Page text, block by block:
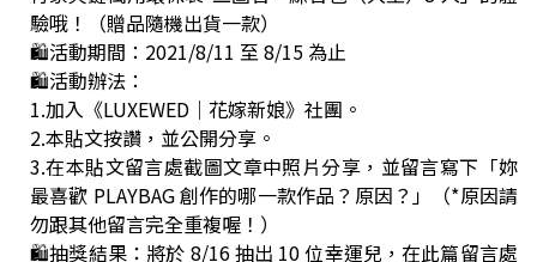
驗哦！（贈品隨機出貨一款）
🛍活動期間：2021/8/11 至 8/15 為止
🛍活動辦法：
1.加入《LUXEWED｜花嫁新娘》社團。
2.本貼文按讚，並公開分享。
3.在本貼文留言處截圖文章中照片分享，並留言寫下「妳
最喜歡 PLAYBAG 創作的哪一款作品？原因？」（*原因請
勿跟其他留言完全重複喔！）
🛍抽獎結果：將於 8/16 抽出 10 位幸運兒，在此篇留言處